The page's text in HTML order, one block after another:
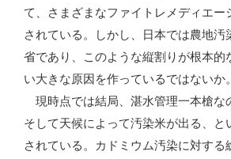
て、さまざまなファイトレメディエー
されている。しかし、日本では農地汚
省であり、このような縦割りが根本的
い大きな原因を作っているではないか。
現時点では結局、湛水管理一本槍な
そして天候によって汚染米が出る、と
されている。カドミウム汚染に対する